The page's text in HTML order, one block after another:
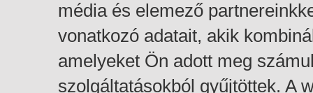
média és elemező
vonatkozó adatait, akik
amelyeket Ön adott meg
szolgáltatásokból gyűjtöttek. A